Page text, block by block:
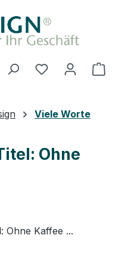
Du hast 0
Viele Worte
Ohne